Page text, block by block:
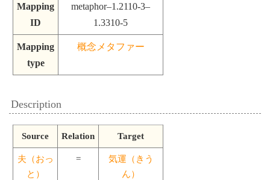
Mapping
ID
metaphor–1.2110-3–
1.3310-5
Mapping
type
概念メタファー
Description
Source Relation Target
夫（おっ
と）
=
気運（きう
ん）